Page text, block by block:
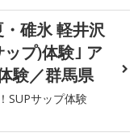
碓氷 軽井沢
ップ)体験｣ ア
験／群馬県
SUPサップ体験